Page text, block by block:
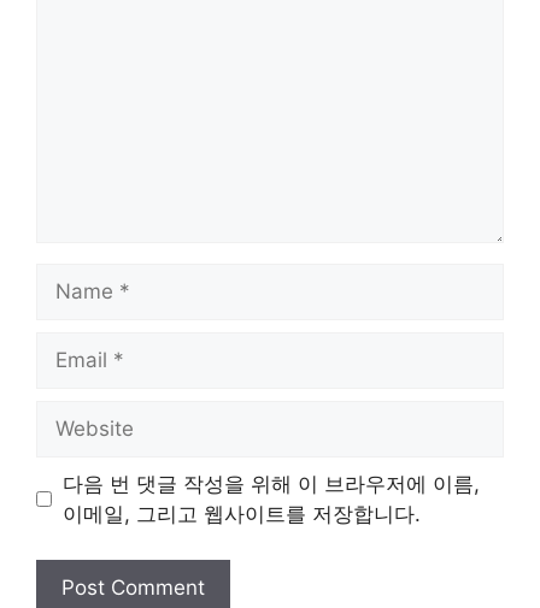
다음 번 댓글 작성을 위해 이 브라우저에 이름,
이메일, 그리고 웹사이트를 저장합니다.